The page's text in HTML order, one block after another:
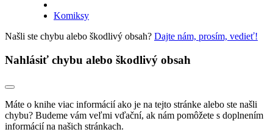
Komiksy
Našli ste chybu alebo škodlivý obsah? Dajte nám, prosím, vedieť!
Nahlásiť chybu alebo škodlivý obsah
Máte o knihe viac informácií ako je na tejto stránke alebo ste našli
chybu? Budeme vám veľmi vďační, ak nám pomôžete s doplnením
informácií na našich stránkach.